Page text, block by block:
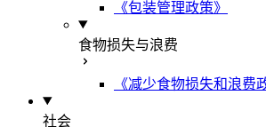
《包装管理政策》
食物损失与浪费
《减少食物损失和浪费
社会